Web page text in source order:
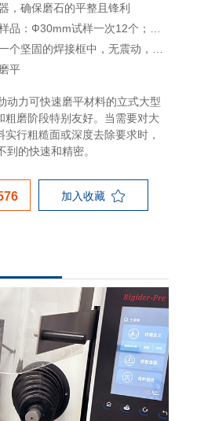
，确保磨石的平整且锋利
平
动力可快速磨平材料的立式大型
粗磨阶段特别友好。当需要对大
行粗糙面或深度去除要求时，
的快速和精密。
加入收藏